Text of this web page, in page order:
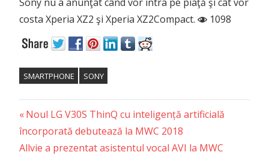
costa Xperia XZ2 şi Xperia XZ2Compact.
1098
SMARTPHONE SONY
Post
navigation
Previous
Post:
Noul LG V30S ThinQ cu inteligență artificială
încorporată debutează la MWC 2018
Next
Allvie a prezentat asistentul vocal AVI la MWC